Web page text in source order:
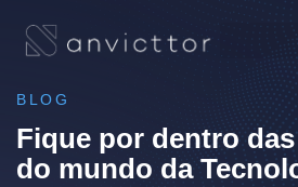
BLOG
Fique por dentro
do mundo da